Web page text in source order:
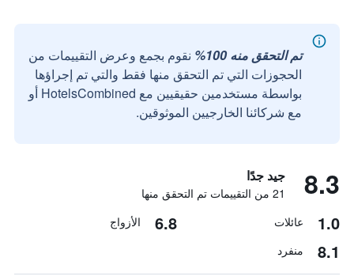
تم التحقق منه 100%
نقوم بجمع وعرض التقييمات من
الحجوزات التي تم التحقق منها فقط والتي تم إجراؤها
بواسطة مستخدمين حقيقيين مع HotelsCombined أو
مع شركائنا الخارجيين الموثوقين.
8.3 جيد جدًا
21 من التقييمات تم التحقق منها
1.0 عائلات 6.8 الأزواج
8.1 منفرد